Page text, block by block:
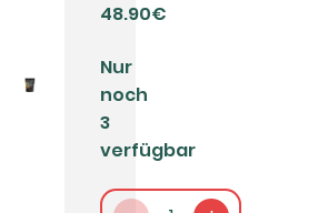
48.90€
Nur
noch
3
verfügbar